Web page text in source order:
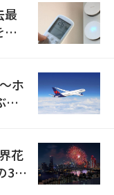
最
点
ホ
り
花
3カ